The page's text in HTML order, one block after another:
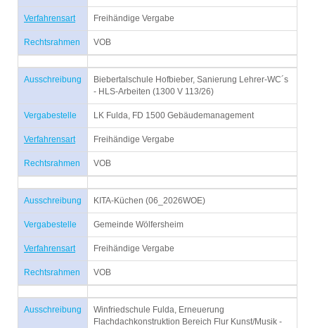
Verfahrensart Freihändige Vergabe
Rechtsrahmen VOB
Ausschreibung
Biebertalschule Hofbieber, Sanierung Lehrer-WC´s
- HLS-Arbeiten (1300 V 113/26)
Vergabestelle LK Fulda, FD 1500 Gebäudemanagement
Verfahrensart Freihändige Vergabe
Rechtsrahmen VOB
Ausschreibung KITA-Küchen (06_2026WOE)
Vergabestelle Gemeinde Wölfersheim
Verfahrensart Freihändige Vergabe
Rechtsrahmen VOB
Ausschreibung
Winfriedschule Fulda, Erneuerung
Flachdachkonstruktion Bereich Flur Kunst/Musik -